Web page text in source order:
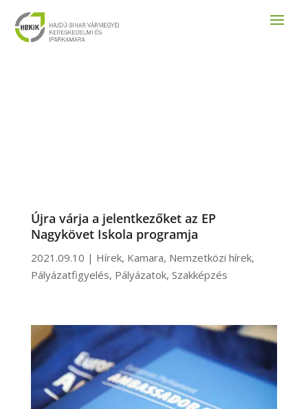
Újra várja a jelentkezőket az EP
Nagykövet Iskola programja
2021.09.10 | Hírek, Kamara, Nemzetközi hírek,
Pályázatfigyelés, Pályázatok, Szakképzés